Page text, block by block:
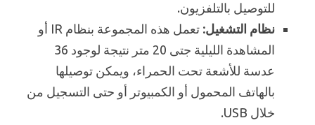
للتوصيل بالتلفزيون.
نظام التشغيل:
تعمل هذه المجموعة بنظام IR أو
المشاهدة الليلية جتى 20 متر نتيجة لوجود 36
عدسة للأشعة تحت الحمراء، ويمكن توصيلها
بالهاتف المحمول أو الكمبيوتر أو حتى التسجيل من
خلال USB.